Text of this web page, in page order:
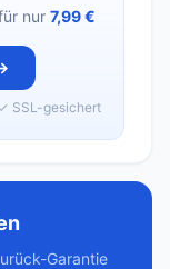
nur 7,99 €
SSL-gesichert
Garantie